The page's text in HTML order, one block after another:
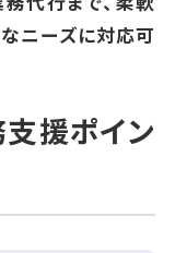
ニーズに対応可
援ポイン